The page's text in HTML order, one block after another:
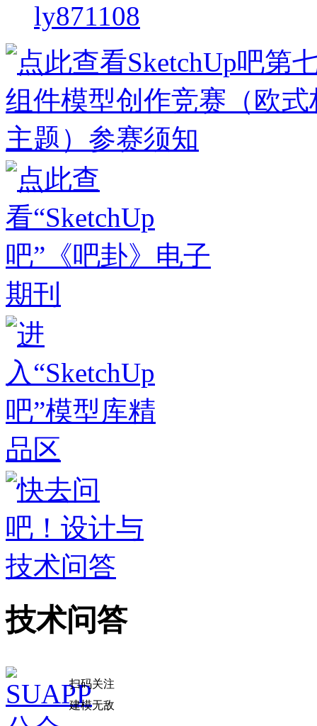
ly871108
技术问答
扫码关注
建模无敌